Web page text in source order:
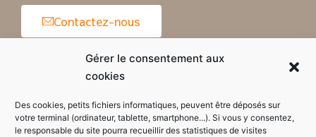
Gérer le consentement aux
cookies
Des cookies, petits fichiers informatiques, peuvent être déposés sur
votre terminal (ordinateur, tablette, smartphone...). Si vous y consentez,
le responsable du site pourra recueillir des statistiques de visites
Contactez-nous
Horaires d'ouverture de la mairie